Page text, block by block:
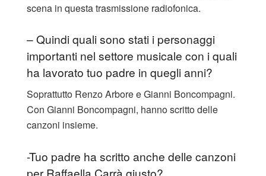
scena in questa trasmissione radiofonica.
– Quindi quali sono stati i personaggi
importanti nel settore musicale con i quali
ha lavorato tuo padre in quegli anni?
Soprattutto Renzo Arbore e Gianni Boncompagni.
Con Gianni Boncompagni, hanno scritto delle
canzoni insieme.
-Tuo padre ha scritto anche delle canzoni
per Raffaella Carrà giusto?